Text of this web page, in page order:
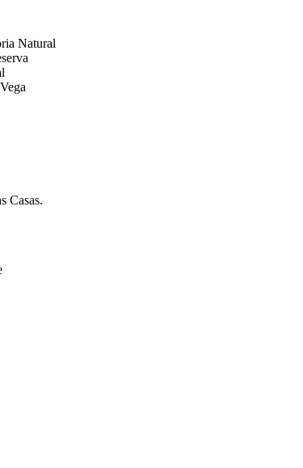
Natural
Casas.